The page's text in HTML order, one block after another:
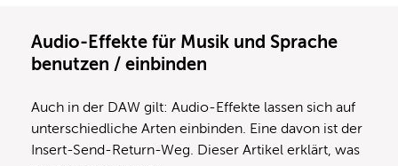
Audio-Effekte für Musik und Sprache
benutzen / einbinden
Auch in der DAW gilt: Audio-Effekte lassen sich auf
unterschiedliche Arten einbinden. Eine davon ist der
Insert-Send-Return-Weg. Dieser Artikel erklärt, was